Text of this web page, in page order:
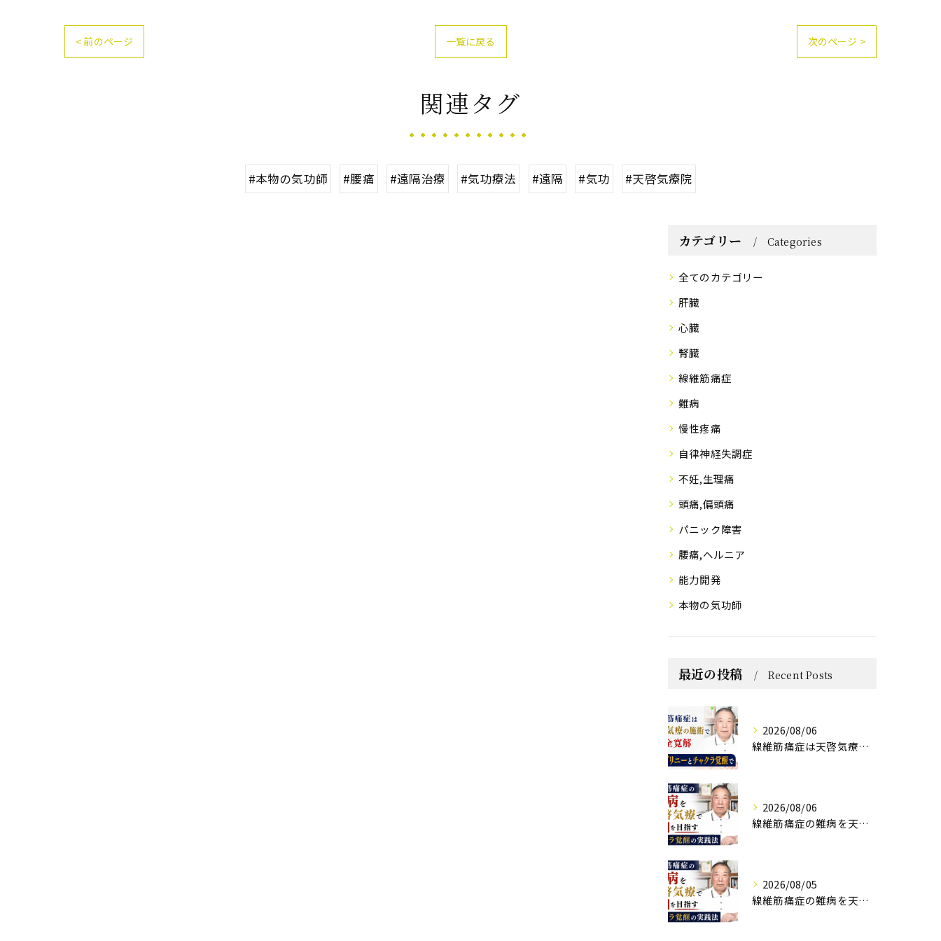
< 前のページ 一覧に戻る 次のページ >
関連タグ
#本物の気功師 #腰痛 #遠隔治療 #気功療法 #遠隔 #気功 #天啓気療院
カテゴリー Categories
全てのカテゴリー
肝臓
心臓
腎臓
線維筋痛症
難病
慢性疼痛
自律神経失調症
不妊,生理痛
頭痛,偏頭痛
パニック障害
腰痛,ヘルニア
能力開発
本物の気功師
最近の投稿 Recent Posts
2026/08/06
線維筋痛症は天啓気療の施術で完全寛解 クンダリニーとチャクラ覚醒で
2026/08/06
線維筋痛症の難病を天啓気療で寛解を目指すチャクラ覚醒の実践法
2026/08/05
線維筋痛症の難病を天啓気療で寛解を目指すチャクラ覚醒の実践法